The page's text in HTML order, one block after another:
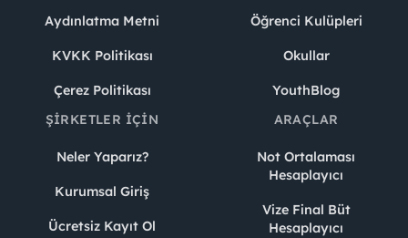
Aydınlatma Metni
KVKK Politikası
Çerez Politikası
Öğrenci Kulüpleri
Okullar
YouthBlog
ŞIRKETLER İÇIN
Neler Yaparız?
Kurumsal Giriş
Ücretsiz Kayıt Ol
ARAÇLAR
Not Ortalaması
Hesaplayıcı
Vize Final Büt
Hesaplayıcı